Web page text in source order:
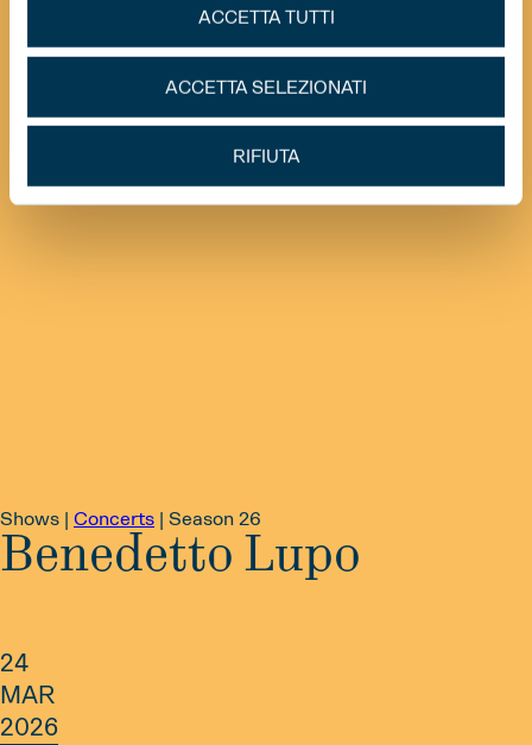
ACCETTA TUTTI
ACCETTA SELEZIONATI
RIFIUTA
Shows | Concerts | Season 26
Benedetto Lupo
24
MAR
2026